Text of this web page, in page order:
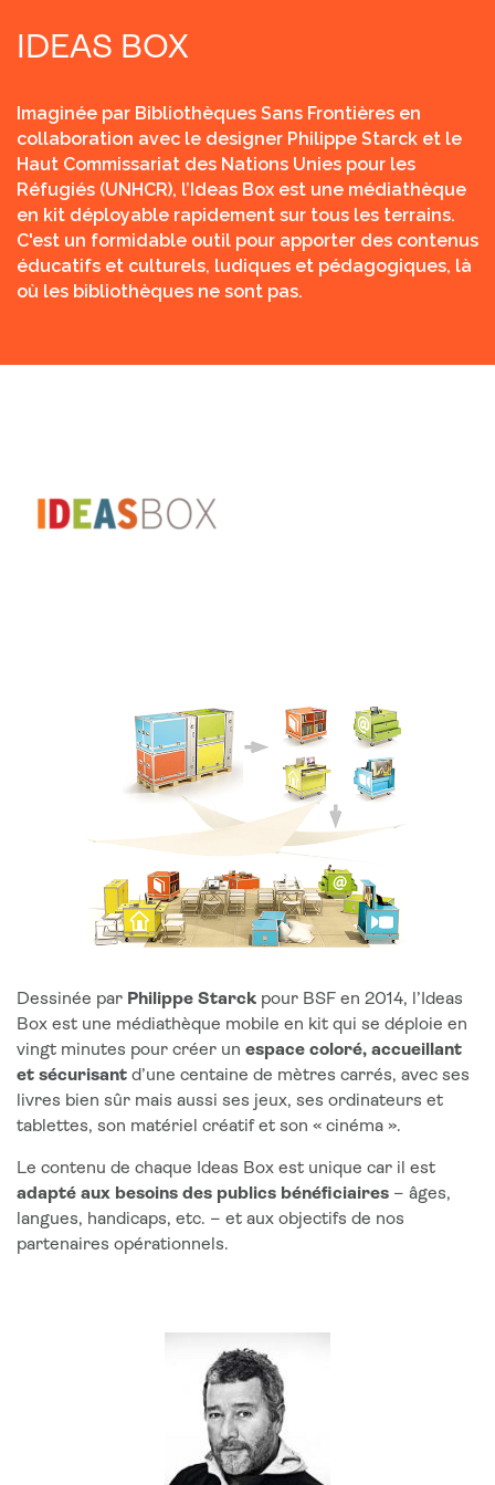
IDEAS BOX
Imaginée par Bibliothèques Sans Frontières en
collaboration avec le designer Philippe Starck et le
Haut Commissariat des Nations Unies pour les
Réfugiés (UNHCR), l’Ideas Box est une médiathèque
en kit déployable rapidement sur tous les terrains.
C'est un formidable outil pour apporter des contenus
éducatifs et culturels, ludiques et pédagogiques, là
où les bibliothèques ne sont pas.
Dessinée par Philippe Starck pour BSF en 2014, l’ Ideas
Box est une médiathèque mobile en kit qui se déploie en
vingt minutes pour créer un espace coloré, accueillant
et sécurisant d’une centaine de mètres carrés, avec ses
livres bien sûr mais aussi ses jeux, ses ordinateurs et
tablettes, son matériel créatifet son « cinéma ».
Le contenu de chaque Ideas Box est unique car il est
adapté aux besoins des publics bénéficiaires – âges,
langues, handicaps, etc. – et aux objectifs de nos
partenaires opérationnels.